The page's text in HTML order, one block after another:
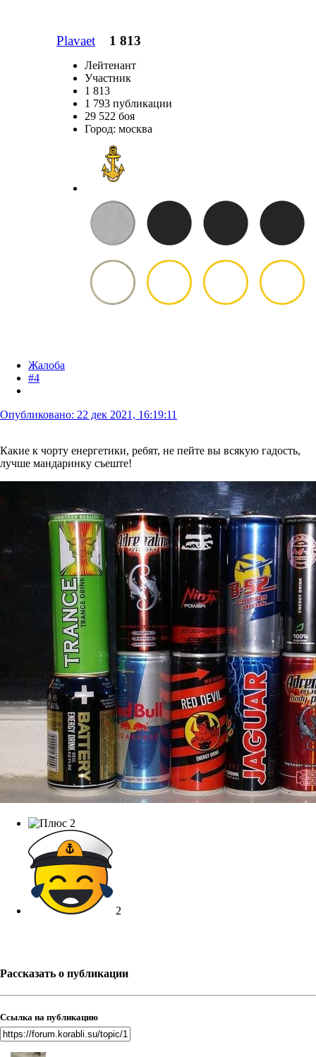
Plavaet 1 813
Лейтенант
Участник
1 813
1 793 публикации
29 522 боя
Город: москва
Жалоба
#4
Опубликовано: 22 дек 2021, 16:19:11
Какие к чорту енергетики, ребят, не пейте вы всякую гадость,
лучше мандаринку съеште!
2
2
Рассказать о публикации
Ссылка на публикацию